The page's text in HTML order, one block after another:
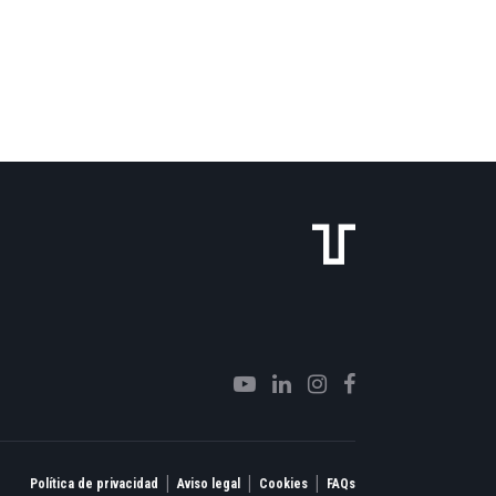
Política de privacidad |Aviso legal | Cookies | FAQs